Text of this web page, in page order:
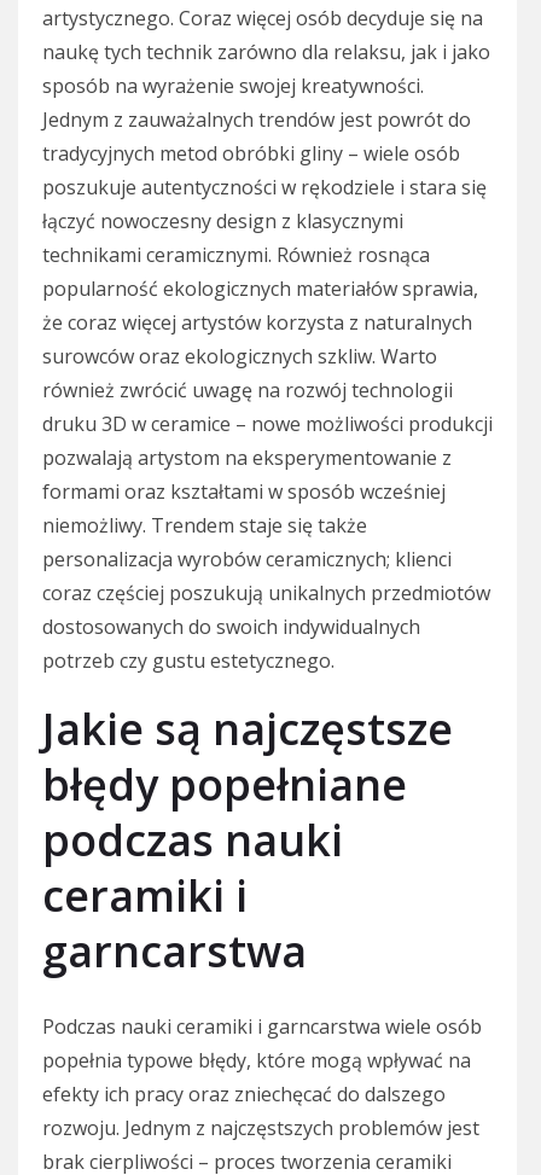
artystycznego. Coraz więcej osób decyduje się na
naukę tych technik zarówno dla relaksu, jak i jako
sposób na wyrażenie swojej kreatywności.
Jednym z zauważalnych trendów jest powrót do
tradycyjnych metod obróbki gliny – wiele osób
poszukuje autentyczności w rękodziele i stara się
łączyć nowoczesny design z klasycznymi
technikami ceramicznymi. Również rosnąca
popularność ekologicznych materiałów sprawia,
że coraz więcej artystów korzysta z naturalnych
surowców oraz ekologicznych szkliw. Warto
również zwrócić uwagę na rozwój technologii
druku 3D w ceramice – nowe możliwości produkcji
pozwalają artystom na eksperymentowanie z
formami oraz kształtami w sposób wcześniej
niemożliwy. Trendem staje się także
personalizacja wyrobów ceramicznych; klienci
coraz częściej poszukują unikalnych przedmiotów
dostosowanych do swoich indywidualnych
potrzeb czy gustu estetycznego.
Jakie są najczęstsze
błędy popełniane
podczas nauki
ceramiki i
garncarstwa
Podczas nauki ceramiki i garncarstwa wiele osób
popełnia typowe błędy, które mogą wpływać na
efekty ich pracy oraz zniechęcać do dalszego
rozwoju. Jednym z najczęstszych problemów jest
brak cierpliwości – proces tworzenia ceramiki